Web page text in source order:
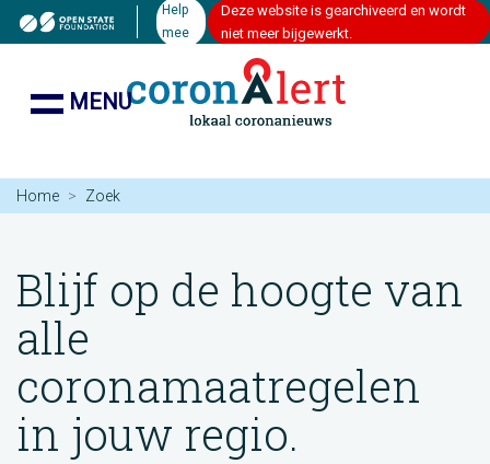
Help
mee
Deze website is gearchiveerd en wordt
niet meer bijgewerkt.
MENU
Home Zoek
Blijf op de hoogte van
alle
coronamaatregelen
in jouw regio.